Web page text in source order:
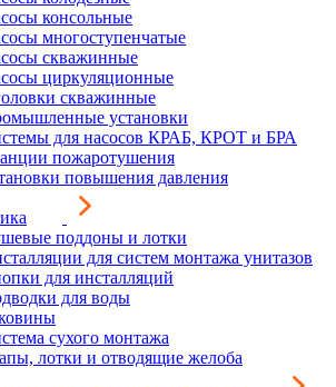
консольные
многоступенчатые
скважинные
циркуляционные
скважинные
установки
для насосов КРАБ, КРОТ и БРА
пожаротушения
повышения давления
поддоны и лотки
для систем монтажа унитазов
для инсталляций
для воды
сухого монтажа
лотки и отводящие желоба